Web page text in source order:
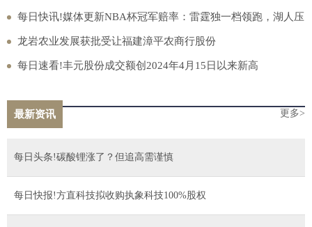
讯
每日快讯!媒体更新NBA杯冠军赔率：雷霆独一档领跑，湖人压
勇士进前三
龙岩农业发展获批受让福建漳平农商行股份
每日速看!丰元股份成交额创2024年4月15日以来新高
最新资讯 更多>
每日头条!碳酸锂涨了？但追高需谨慎
每日快报!方直科技拟收购执象科技100%股权